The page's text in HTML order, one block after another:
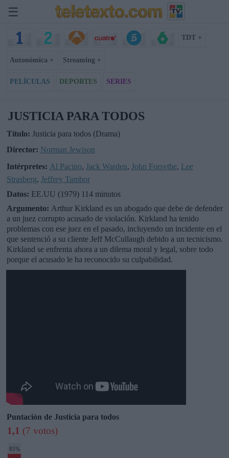
☰
TDT +
Autonómica + Streaming +
PELÍCULAS DEPORTES SERIES
JUSTICIA PARA TODOS
Título: Justicia para todos (Drama)
Director: Norman Jewison
Intérpretes: Al Pacino, Jack Warden, John Forsythe, Lee
Strasberg, Jeffrey Tambor
Datos: EE.UU (1979) 114 minutos
Argumento: Arthur Kirkland es un abogado que debe de defender
a un juez corrupto acusado de violación. Kirkland ha tenido
problemas con ese juez en el pasado, incluyendo un incidente en el
que sentenció a su cliente Jeff McCullaugh debido a un tecnicismo.
Kirkland se enfrenta ahora a un dilema moral y legal, sobre todo
porque el acusado le ha reconocido su culpabilidad.
Puntación de Justicia para todos
1,1 (7 votos)
85%